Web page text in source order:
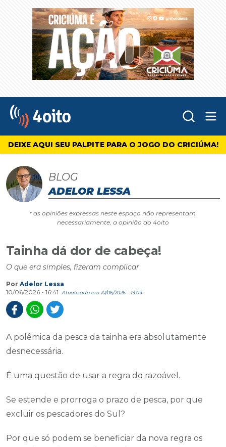
4oito
DEIXE AQUI SEU PALPITE PARA O JOGO DO CRICIÚMA!
BLOG
ADELOR LESSA
* as opiniões expressas neste espaço não representam,
necessariamente, a opinião do 4oito
Tainha dá dor de cabeça!
O que era simples, fizeram complicar
Por Adelor Lessa
10/06/2026 - 16:41
Atualizado em 10/06/2026 - 19:04
A polêmica da pesca da tainha era absolutamente
desnecessária.
É uma questão de usar a regra do razoável.
Se estende e prorroga o prazo de pesca, por que
excluir os pescadores do Sul?
Por que só podem se beneficiar da nova regra os